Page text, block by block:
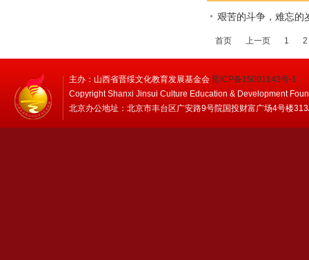
艰苦的斗争，难忘的
首页 上一页 1 2
主办：山西省晋绥文化教育发展基金会 晋ICP备15001143号-1
Copyright Shanxi Jinsui Culture Education & Development
北京办公地址：北京市丰台区广安路9号院国投财富广场4号楼